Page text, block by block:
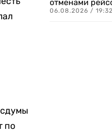
по
отменами
06.08.2026 / 19:32